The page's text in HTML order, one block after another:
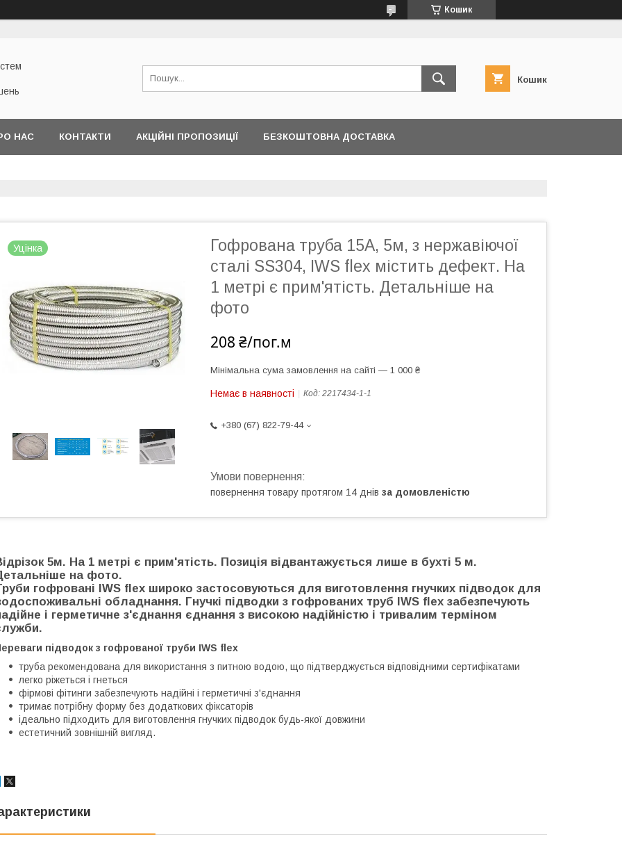
Кошик
Кошик
НАС КОНТАКТИ АКЦІЙНІ ПРОПОЗИЦІЇ БЕЗКОШТОВНА ДОСТАВКА
Уцінка
Гофрована труба 15A, 5м, з нержавіючої
сталі SS304, IWS flex містить дефект. На
1 метрі є прим'ятість. Детальніше на
фото
208 ₴/пог.м
Мінімальна сума замовлення на сайті — 1 000 ₴
Немає в наявності Код: 2217434-1-1
+380 (67) 822-79-44
повернення товару протягом 14 днів за домовленістю
5м. На 1 метрі є прим'ятість. Позиція відвантажується лише в бухті 5 м.
на фото.
гофровані IWS flex широко застосовуються для виготовлення гнучких підводок для
обладнання. Гнучкі підводки з гофрованих труб IWS flex забезпечують
і герметичне з'єднання єднання з високою надійністю і тривалим терміном
підводок з гофрованої труби IWS flex
труба рекомендована для використання з питною водою, що підтверджується відповідними сертифікатами
легко ріжеться і гнеться
фірмові фітинги забезпечують надійні і герметичні з'єднання
тримає потрібну форму без додаткових фіксаторів
ідеально підходить для виготовлення гнучких підводок будь-якої довжини
естетичний зовнішній вигляд.